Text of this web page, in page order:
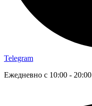
Telegram
Ежедневно с 10:00 - 20:00